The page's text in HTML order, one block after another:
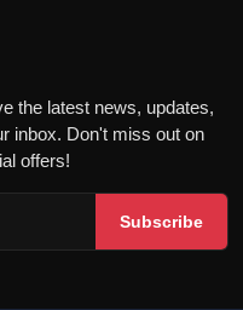
the latest news, updates,
inbox. Don't miss out on
offers!
Subscribe